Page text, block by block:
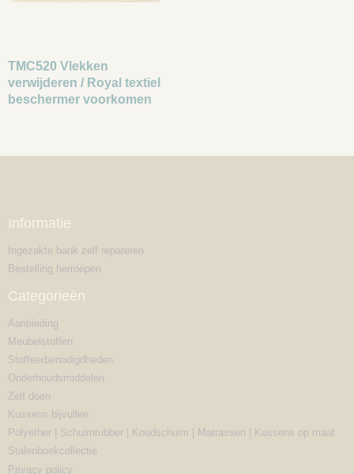
TMC520 Vlekken
verwijderen / Royal textiel
beschermer voorkomen
Informatie
Ingezakte bank zelf repareren
Bestelling herroepen
Categorieën
Aanbieding
Meubelstoffen
Stoffeerbenodigdheden
Onderhoudsmiddelen
Zelf doen
Kussens bijvullen
Polyether | Schuimrubber | Koudschuim | Matrassen | Kussens op maat
Stalenboekcollectie
Privacy policy